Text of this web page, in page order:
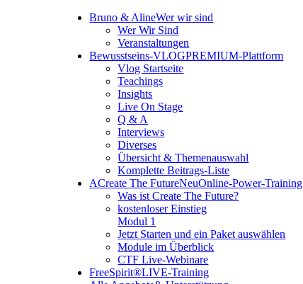
Bruno & AlineWer wir sind
Wer Wir Sind
Veranstaltungen
Bewusstseins-VLOGPREMIUM-Plattform
Vlog Startseite
Teachings
Insights
Live On Stage
Q & A
Interviews
Diverses
Übersicht & Themenauswahl
Komplette Beitrags-Liste
ACreate The FutureNeuOnline-Power-Training
Was ist Create The Future?
kostenloser Einstieg
Modul 1
Jetzt Starten und ein Paket auswählen
Module im Überblick
CTF Live-Webinare
FreeSpirit®LIVE-Training